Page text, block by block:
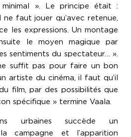
». Le principe était :
faut jouer qu’avec retenue,
les expressions. Un montage
le moyen magique par
sentiments du spectateur… ».
suffit pas pour faire un bon
artiste du cinéma, il faut qu’il
film, par des possibilités que
spécifique » termine Vaala.
urbaines succède un
campagne et l’apparition